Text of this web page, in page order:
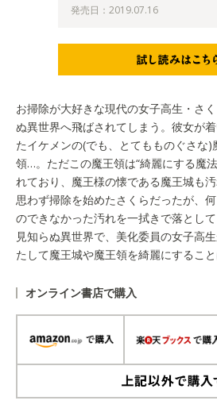
発売日：2019.07.16
お掃除が大好きな現代の女子高生・さ
ぬ異世界へ飛ばされてしまう。彼女が
たイケメンの(でも、とてもものぐさな)
領…。ただこの魔王領は“綺麗にする魔
れており、魔王様の懐である魔王城も
思わず掃除を始めたさくらだったが、
のできなかった汚れを一拭きで落として
見知らぬ異世界で、美化委員の女子高
たして魔王城や魔王領を綺麗にするこ
オンライン書店で購入